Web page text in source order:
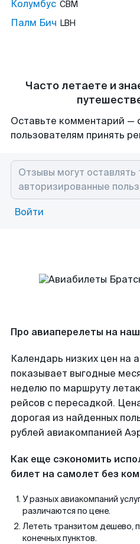
Колумбус CBM
Палм Бич LBH
Часто летаете и
Оставьте комментарий —
пользователям принять
Войти
Про авиаперелеты на
Календарь низких цен на
показывает выгодные
неделю по маршруту
рейсов с пересадкой.
дорогая из найденных
рублей авиакомпанией
Как еще сэкономить
билет на самолет без
У разных авиакомпаний
различаются по цене.
Лететь транзитом дешево,
конечных пунктов.